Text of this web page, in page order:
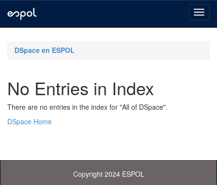
navigationDSpace en ESPOL
No Entries in Index
There are no entries in the index for "All of DSpace".
DSpace Home
Copyright 2024 ESPOL